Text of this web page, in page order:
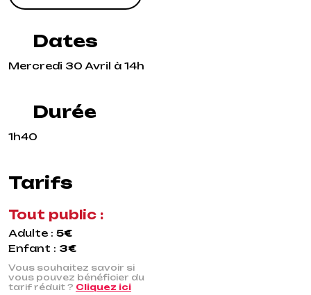
Dates
Mercredi 30 Avril à 14h
Durée
1h40
Tarifs
Tout public :
Adulte : 5€
Enfant : 3€
Vous souhaitez savoir si
vous pouvez bénéficier du
tarif réduit ? Cliquez ici